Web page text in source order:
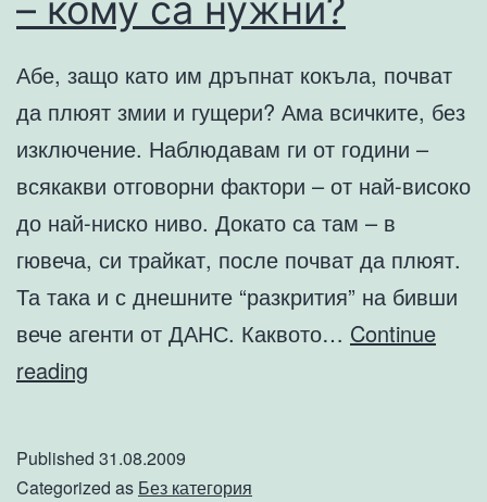
– кому са нужни?
Абе, защо като им дръпнат кокъла, почват
да плюят змии и гущери? Ама всичките, без
изключение. Наблюдавам ги от години –
всякакви отговорни фактори – от най-високо
до най-ниско ниво. Докато са там – в
гювеча, си трайкат, после почват да плюят.
Та така и с днешните “разкрития” на бивши
вече агенти от ДАНС. Каквото… Continue
reading
–
Published 31.08.2009
Categorized as Без категория